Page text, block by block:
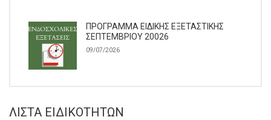
ΠΡΟΓΡΑΜΜΑ ΕΙΔΙΚΗΣ ΕΞΕΤΑΣΤΙΚΗΣ
ΣΕΠΤΕΜΒΡΙΟΥ 20026
09/07/2026
ΛΊΣΤΑ ΕΙΔΙΚΟΤΉΤΩΝ